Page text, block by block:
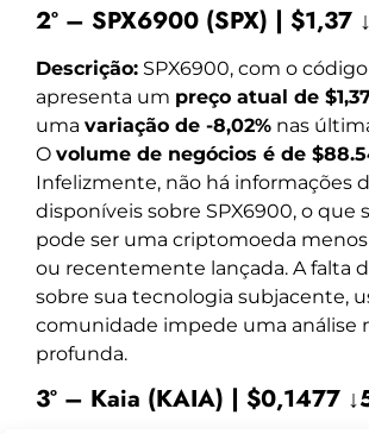
2º – SPX6900 (SPX) | $1,37
Descrição: SPX6900, com o código
apresenta um preço atual de
uma variação de -8,02% nas
O volume de negócios é de
Infelizmente, não há informações
disponíveis sobre SPX6900, o que
pode ser uma criptomoeda
ou recentemente lançada. A falta
sobre sua tecnologia subjacente,
comunidade impede uma análise
profunda.
3º – Kaia (KAIA) | $0,1477